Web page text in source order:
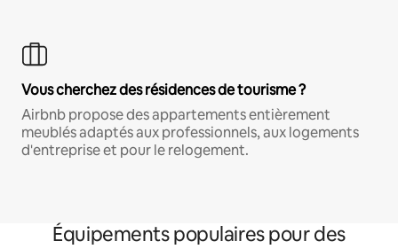
Vous cherchez des résidences de tourisme ?
Airbnb propose des appartements entièrement
meublés adaptés aux professionnels, aux logements
d'entreprise et pour le relogement.
Équipements populaires pour des